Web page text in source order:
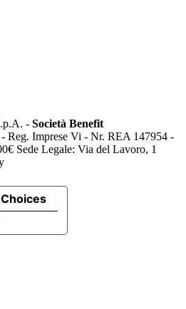
- Società Benefit
Reg. Imprese Vi - Nr. REA 147954 -
Sede Legale: Via del Lavoro, 1